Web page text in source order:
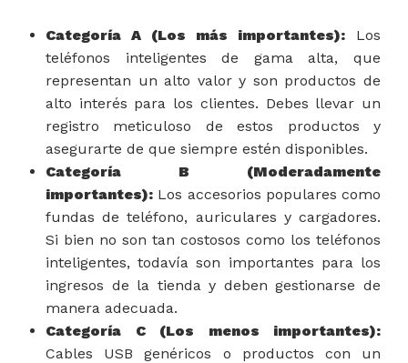
Categoría A (Los más importantes): Los
teléfonos inteligentes de gama alta, que
representan un alto valor y son productos de
alto interés para los clientes. Debes llevar un
registro meticuloso de estos productos y
asegurarte de que siempre estén disponibles.
Categoría B (Moderadamente
importantes): Los accesorios populares como
fundas de teléfono, auriculares y cargadores.
Si bien no son tan costosos como los teléfonos
inteligentes, todavía son importantes para los
ingresos de la tienda y deben gestionarse de
manera adecuada.
Categoría C (Los menos importantes):
Cables USB genéricos o productos con un